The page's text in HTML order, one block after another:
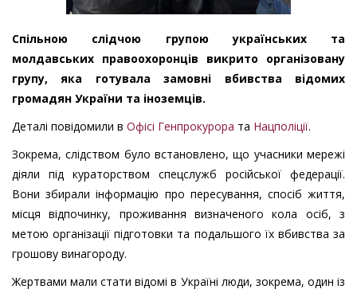
Спільною слідчою групою українських та
молдавських правоохоронців викрито організовану
групу, яка готувала замовні вбивства відомих
громадян України та іноземців.
Деталі повідомили в Офісі Генпрокурора та Нацполіції.
Зокрема, слідством було встановлено, що учасники мережі
діяли під кураторством спецслужб російської федерації.
Вони збирали інформацію про пересування, спосіб життя,
місця відпочинку, проживання визначеного кола осіб, з
метою організації підготовки та подальшого їх вбивства за
грошову винагороду.
Жертвами мали стати відомі в Україні люди, зокрема, один із